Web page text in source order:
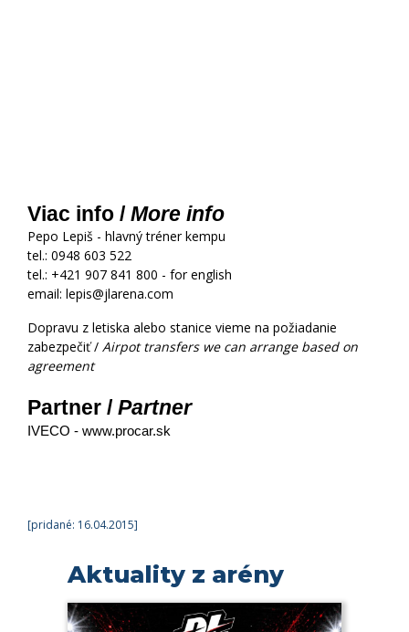
Viac info / More info
Pepo Lepiš - hlavný tréner kempu
tel.: 0948 603 522
tel.: +421 907 841 800 - for english
email: lepis@jlarena.com
Dopravu z letiska alebo stanice vieme na požiadanie
zabezpečiť / Airpot transfers we can arrange based on
agreement
Partner / Partner
IVECO - www.procar.sk
[pridané: 16.04.2015]
Aktuality z arény